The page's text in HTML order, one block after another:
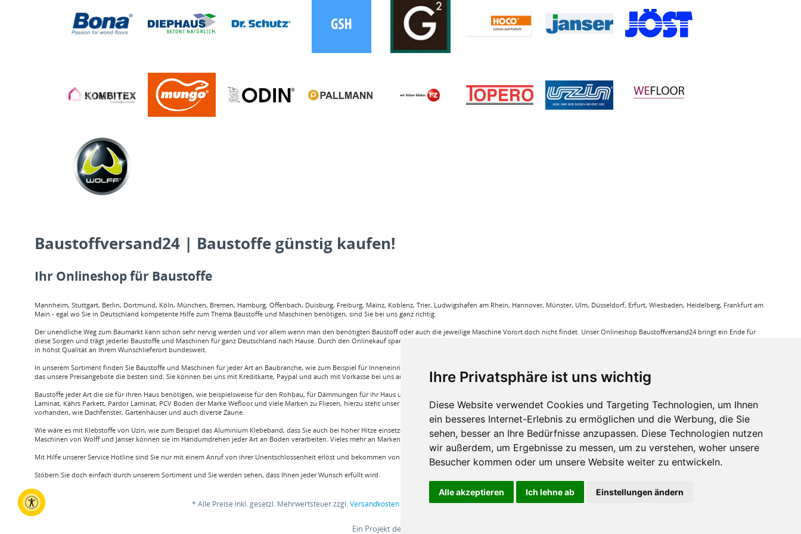
Ihre Privatsphäre ist uns wichtig
Diese Website verwendet Cookies und Targeting Technologien, um Ihnen
ein besseres Internet-Erlebnis zu ermöglichen und die Werbung, die Sie
sehen, besser an Ihre Bedürfnisse anzupassen. Diese Technologien nutzen
wir außerdem, um Ergebnisse zu messen, um zu verstehen, woher unsere
Besucher kommen oder um unsere Website weiter zu entwickeln.
Alle akzeptieren Ich lehne ab Einstellungen ändern
Baustoffversand24 | Baustoffe günstig kaufen!
Ihr Onlineshop für Baustoffe
Mannheim, Stuttgart, Berlin, Dortmund, Köln, München, Bremen, Hamburg, Offenbach, Duisburg, Freiburg, Mainz, Koblenz, Trier, Ludwigshafen am Rhein, Hannover, Münster, Ulm, Düsseldorf, Erfurt, Wiesbaden, Heidelberg, Frankfurt am
Main - egal wo Sie in Deutschland kompetente Hilfe zum Thema Baustoffe und Maschinen benötigen, sind Sie bei uns ganz richtig.
Der unendliche Weg zum Baumarkt kann schon sehr nervig werden und vor allem wenn man den benötigten Baustoff oder auch die jeweilige Maschine Vorort doch nicht findet. Unser Onlineshop Baustoffversand24 bringt ein Ende für
diese Sorgen und trägt jederlei Baustoffe und Maschinen für ganz Deutschland nach Hause. Durch den Onlinekauf spart man sehr viel Zeit und körperliche Anstrengung. Sie bestellen bequem online und wir liefern die jeweiligen Produkte
in höhst Qualität an Ihrem Wunschlieferort bundesweit.
In unserem Sortiment finden Sie Baustoffe und Maschinen für jeder Art an Baubranche, wie zum Beispiel für Inneneinrichtung, Böden und viele weitere. Wir garantieren Ihnen bei unseren Produkten den Triefpreis, Sie können sicher sein
das unsere Preisangebote die besten sind. Sie können bei uns mit Kreditkarte, Paypal und auch mit Vorkasse bei uns auf Rechnung Baustoffe kaufen.
Baustoffe jeder Art die sie für ihren Haus benötigen, wie beispielsweise für den Rohbau, für Dämmungen für ihr Haus und für den Innenausbau. Wir führen Außerdem eine große Auswahl an Bodenbelägen wie GUNREBEN Parkett, JOKA
Laminat, Kährs Parkett, Pardor Laminat, PCV Boden der Marke Wefloor und viele Marken zu Fliesen, hierzu steht unser Service Team aus Fachprofis zur Hilfe bereit. Baustoffe für den Außenbereich haben wir ebenso in unserem Sortiment
vorhanden, wie Dachfenster, Gartenhäuser und auch diverse Zäune.
Wie wäre es mit Klebstoffe von Uzin, wie zum Beispiel das Aluminium Klebeband, dass Sie auch bei hoher Hitze einsetzen können oder auch ein Klebstoff von Bona, dass für verkleben von Massivholzdielen in Einsatz kommt. Mit den
Maschinen von Wolff und Janser können sie im Handumdrehen jeder Art an Boden verarbeiten. Vieles mehr an Marken und Artikel nur bei uns im Onlineshop!
Mit Hilfe unserer Service Hotline sind Sie nur mit einem Anruf von ihrer Unentschlossenheit erlöst und bekommen von einem Fachprofi die beste Produktwahl die für sie relevant ist.
Stöbern Sie doch einfach durch unserem Sortiment und Sie werden sehen, dass Ihnen jeder Wunsch erfüllt wird.
* Alle Preise inkl. gesetzl. Mehrwertsteuer zzgl.Versandkostenund ggf. Nachnahmegebühren, wenn nicht anders beschrieben
Ein Projekt der